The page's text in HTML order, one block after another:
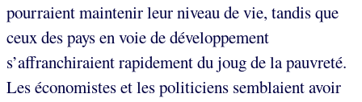
pourraient maintenir leur niveau de vie, tandis que
ceux des pays en voie de développement
s’affranchiraient rapidement du joug de la pauvreté.
Les économistes et les politiciens semblaient avoir